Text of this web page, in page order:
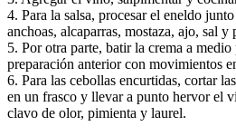
4. Para la salsa, procesar el eneldo
anchoas, alcaparras, mostaza, ajo, sal y
5. Por otra parte, batir la crema a
preparación anterior con movimientos
6. Para las cebollas encurtidas, cortar
en un frasco y llevar a punto hervor el
clavo de olor, pimienta y laurel.